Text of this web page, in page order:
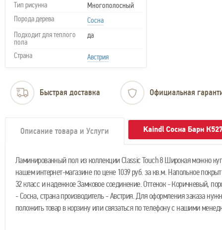
Тип рисунка
Многополосный
Порода дерева
Сосна
Подходит для теплого
пола
да
Страна Австрия
Быстрая доставка Официальная
Описание товара и Услуги Kaindl Сосна Барн
Ламинированный пол из коллекции Classic Touch 8 Широкая можно
нашем интернет-магазине по цене 1039 руб. за кв.м. Напольное
32 класс и надежное Замковое соединение. Оттенок - Коричневый,
- Сосна, страна производитель - Австрия. Для оформления заказа
положить товар в корзину или связаться по телефону с нашими